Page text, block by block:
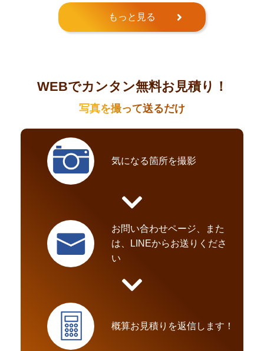
もっと見る
WEBでカンタン無料お見積り！
写真を撮って送るだけ
気になる箇所を撮影
お問い合わせページ、また
は、LINEからお送りくださ
い
概算お見積りを返信します！